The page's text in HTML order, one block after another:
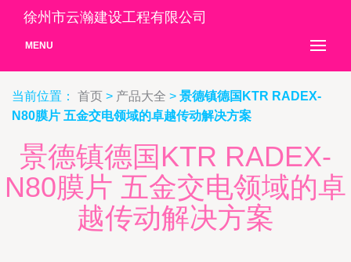
徐州市云瀚建设工程有限公司
MENU
当前位置： 首页 > 产品大全 > 景德镇德国KTR RADEX-
N80膜片 五金交电领域的卓越传动解决方案
景德镇德国KTR RADEX-
N80膜片 五金交电领域的卓
越传动解决方案